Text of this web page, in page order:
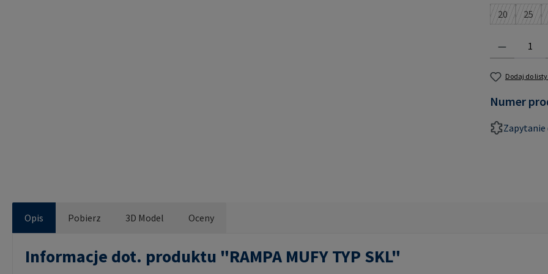
20
(Ta opcja
25
(Ta
Dodaj do
Numer
Opis Pobierz 3D Model Oceny
Informacje dot. produktu "RAMPA MUFY TYP SKL"